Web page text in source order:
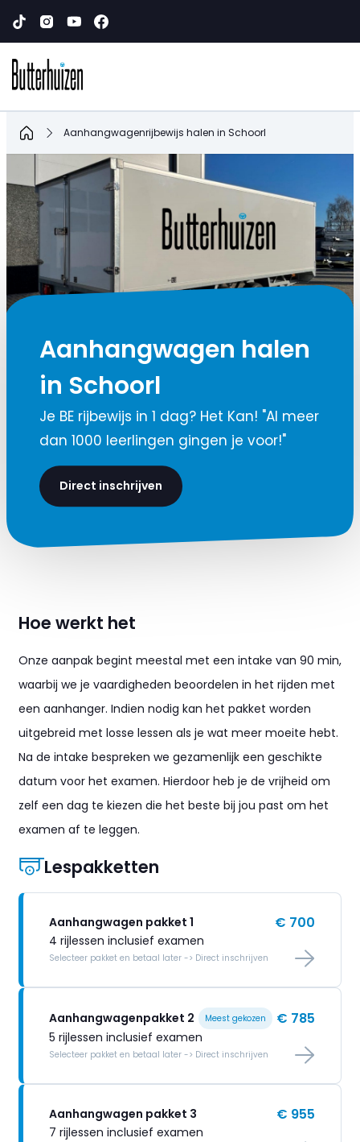
Home Aanhangwagenrijbewijs halen in Schoorl
Aanhangwagen halen
in Schoorl
Je BE rijbewijs in 1 dag? Het Kan! "Al meer
dan 1000 leerlingen gingen je voor!"
Direct inschrijven
Hoe werkt het
Onze aanpak begint meestal met een intake van 90 min,
waarbij we je vaardigheden beoordelen in het rijden met
een aanhanger. Indien nodig kan het pakket worden
uitgebreid met losse lessen als je wat meer moeite hebt.
Na de intake bespreken we gezamenlijk een geschikte
datum voor het examen. Hierdoor heb je de vrijheid om
zelf een dag te kiezen die het beste bij jou past om het
examen af te leggen.
Lespakketten
Aanhangwagen pakket 1 € 700
4 rijlessen inclusief examen
Selecteer pakket en betaal later -> Direct inschrijven
Aanhangwagenpakket 2 Meest gekozen € 785
5 rijlessen inclusief examen
Selecteer pakket en betaal later -> Direct inschrijven
Aanhangwagen pakket 3 € 955
7 rijlessen inclusief examen